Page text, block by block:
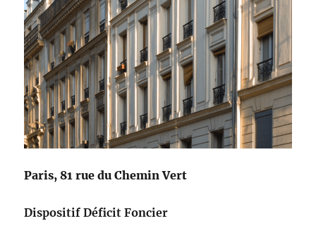
Paris, 81 rue du Chemin Vert
Dispositif Déficit Foncier